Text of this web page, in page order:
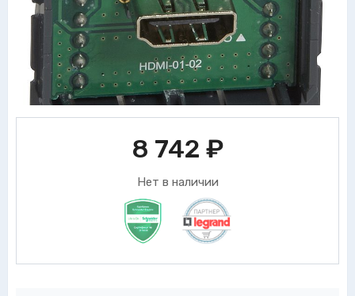
8 742 ₽
Нет в наличии